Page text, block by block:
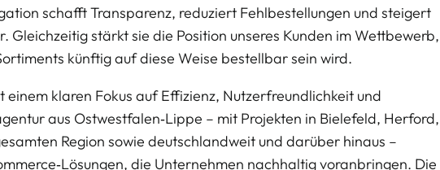
schafft Transparenz, reduziert Fehlbestellungen und steigert
stärkt sie die Position unseres Kunden im Wettbewerb,
künftig auf diese Weise bestellbar sein wird.
einem klaren Fokus auf Effizienz, Nutzerfreundlichkeit und
aus Ostwestfalen‑Lippe – mit Projekten in Bielefeld, Herford,
Region sowie deutschlandweit und darüber hinaus –
die Unternehmen nachhaltig voranbringen. Die